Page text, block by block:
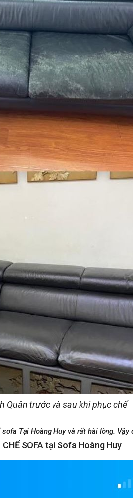
Quân trước và sau khi phục chế
Tại Hoàng Huy và rất hài lòng. Vậy
SOFA tại Sofa Hoàng Huy